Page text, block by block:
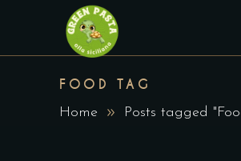
FOOD TAG
Home Posts tagged